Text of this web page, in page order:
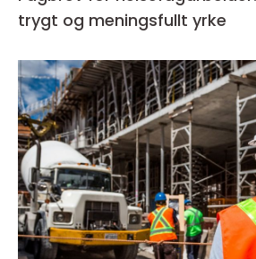
trygt og meningsfullt yrke